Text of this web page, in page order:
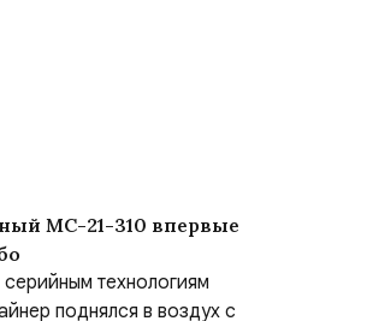
МС-21-310 впервые
технологиям
поднялся в воздух с